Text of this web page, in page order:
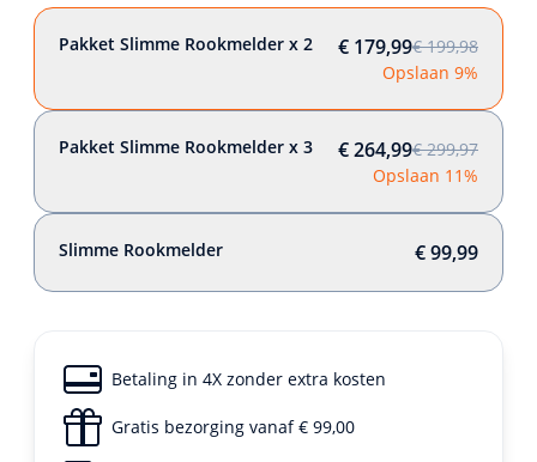
Pakket Slimme Rookmelder x 2 € 179,99€ 199,98
Opslaan 9%
Pakket Slimme Rookmelder x 3 € 264,99€ 299,97
Opslaan 11%
Slimme Rookmelder € 99,99
Betaling in 4X zonder extra kosten
Gratis bezorging vanaf € 99,00